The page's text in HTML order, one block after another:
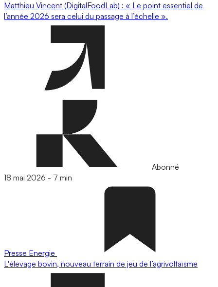
Matthieu Vincent (DigitalFoodLab) : « Le point essentiel de
l’année 2026 sera celui du passage à l’échelle ».
Abonné
18 mai 2026 - 7 min
Presse Energie
L'élevage bovin, nouveau terrain de jeu de l’agrivoltaïsme